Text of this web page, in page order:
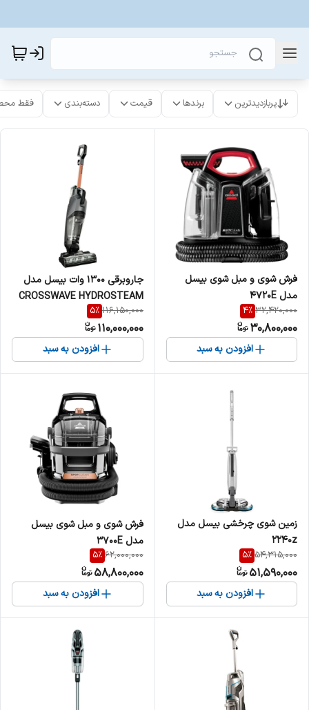
پربازدیدترین برندها قیمت دسته‌بندی فقط
فرش شوی و مبل شوی بیسل
مدل 4720E
32,420,000
4%
30,800,000
افزودن به سبد
جاروبرقی 1300 وات بیسل مدل
CROSSWAVE HYDROSTEAM
116,150,000
5%
110,000,000
افزودن به سبد
زمین شوی چرخشی بیسل مدل
2240z
54,315,000
5%
51,590,000
افزودن به سبد
فرش شوی و مبل شوی بیسل
مدل 3700E
62,000,000
5%
58,800,000
افزودن به سبد